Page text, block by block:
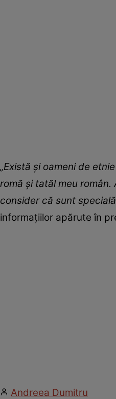
„Există şi oameni de
romă şi tatăl meu
consider că sunt
informațiilor apărute în
Andreea Dumitru